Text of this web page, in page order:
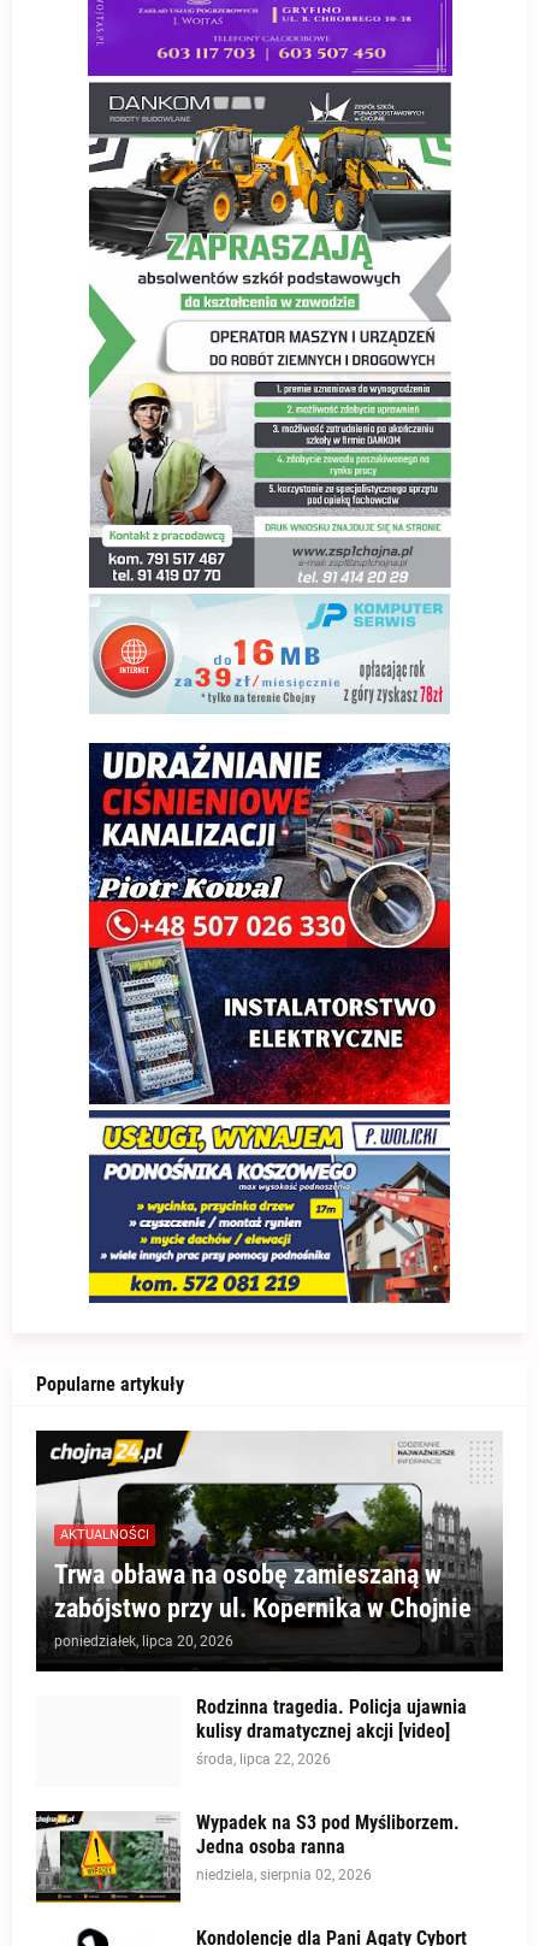
Popularne artykuły
AKTUALNOŚCI
Trwa obława na osobę zamieszaną w
zabójstwo przy ul. Kopernika w Chojnie
poniedziałek, lipca 20, 2026
Rodzinna tragedia. Policja ujawnia
kulisy dramatycznej akcji [video]
środa, lipca 22, 2026
Wypadek na S3 pod Myśliborzem.
Jedna osoba ranna
niedziela, sierpnia 02, 2026
Kondolencje dla Pani Agaty Cybort